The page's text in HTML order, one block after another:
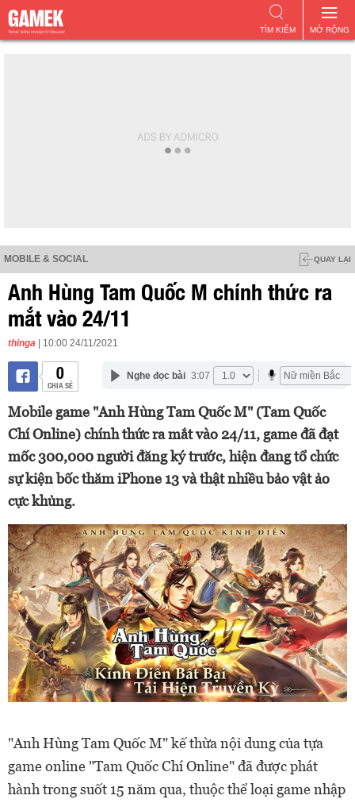
MỞ RỘNG
TÌM KIẾM
MOBILE & SOCIAL QUAY LẠI
Anh Hùng Tam Quốc M chính thức ra
mắt vào 24/11
thinga | 10:00 24/11/2021
0
CHIA SẺ
Nghe đọc bài 3:07
Mobile game "Anh Hùng Tam Quốc M" (Tam Quốc
Chí Online) chính thức ra mắt vào 24/11, game đã đạt
mốc 300,000 người đăng ký trước, hiện đang tổ chức
sự kiện bốc thăm iPhone 13 và thật nhiều bảo vật ảo
cực khủng.
"Anh Hùng Tam Quốc M" kế thừa nội dung của tựa
game online "Tam Quốc Chí Online" đã được phát
hành trong suốt 15 năm qua, thuộc thể loại game nhập